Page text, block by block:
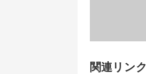
関連リンク